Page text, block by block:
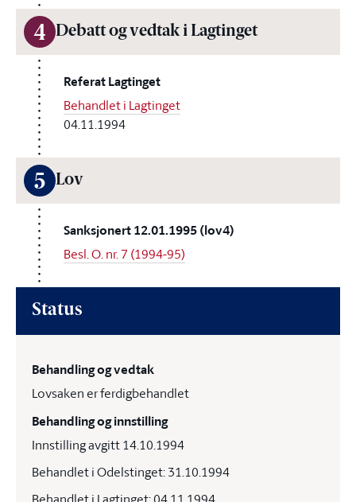
4 Debatt og vedtak i Lagtinget
Referat Lagtinget
Behandlet i Lagtinget
04.11.1994
5 Lov
Sanksjonert 12.01.1995 (lov4)
Besl. O. nr. 7 (1994-95)
Status
Behandling og vedtak
Lovsaken er ferdigbehandlet
Behandling og innstilling
Innstilling avgitt 14.10.1994
Behandlet i Odelstinget: 31.10.1994